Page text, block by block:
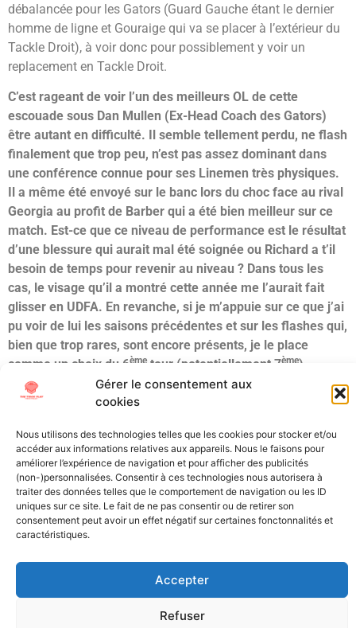
Gérer le consentement aux
cookies
Nous utilisons des technologies telles que les cookies pour stocker et/ou
accéder aux informations relatives aux appareils. Nous le faisons pour
améliorer l’expérience de navigation et pour afficher des publicités
(non-)personnalisées. Consentir à ces technologies nous autorisera à
traiter des données telles que le comportement de navigation ou les ID
uniques sur ce site. Le fait de ne pas consentir ou de retirer son
consentement peut avoir un effet négatif sur certaines fonctonnalités et
caractéristiques.
Accepter
Refuser
débalancée pour les Gators (Guard Gauche étant le dernier
homme de ligne et Gouraige qui va se placer à l’extérieur du
Tackle Droit), à voir donc pour possiblement y voir un
replacement en Tackle Droit.
C’est rageant de voir l’un des meilleurs OL de cette
escouade sous Dan Mullen (Ex-Head Coach des Gators)
être autant en difficulté. Il semble tellement perdu, ne flash
finalement que trop peu, n’est pas assez dominant dans
une conférence connue pour ses Linemen très physiques.
Il a même été envoyé sur le banc lors du choc face au rival
Georgia au profit de Barber qui a été bien meilleur sur ce
match. Est-ce que ce niveau de performance est le résultat
d’une blessure qui aurait mal été soignée ou Richard a t’il
besoin de temps pour revenir au niveau ? Dans tous les
cas, le visage qu’il a montré cette année me l’aurait fait
glisser en UDFA. En revanche, si je m’appuie sur ce que j’ai
pu voir de lui les saisons précédentes et sur les flashes qui,
bien que trop rares, sont encore présents, je le place
comme un choix du 6èmetour (potentiellement 7ème).
Personnellement, je ne m’y risquerais pas plus tôt, pas
après avoir vu son niveau de jeu cette saison.
ÉtiquetéDraftFloridaNFL DraftOffensive
TackleOTScoutingTackle
All Texts Rights Reserved © 2023
Tous les textes présents sur ce site sont protégés par les droits
d’auteur. Il est interdit de reproduire, distribuer ou utiliser de
quelque manière que ce soit ces éléments sans l’autorisation
expresse de leurs propriétaires.